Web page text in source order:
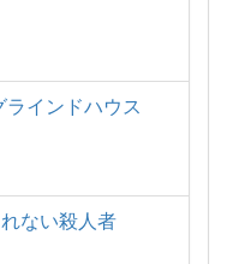
ラインドハウス
ない殺人者